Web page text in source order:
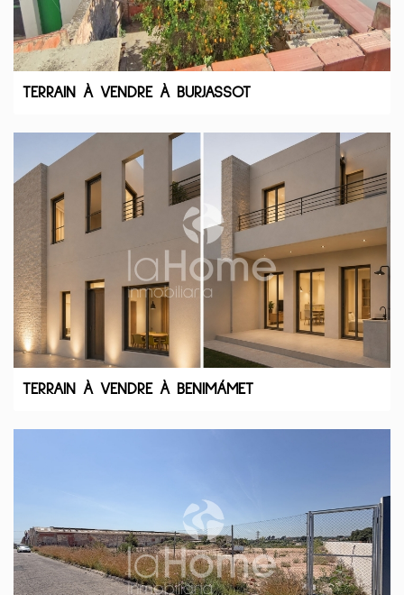
TERRAIN À VENDRE À BURJASSOT
TERRAIN À VENDRE À BENIMÁMET